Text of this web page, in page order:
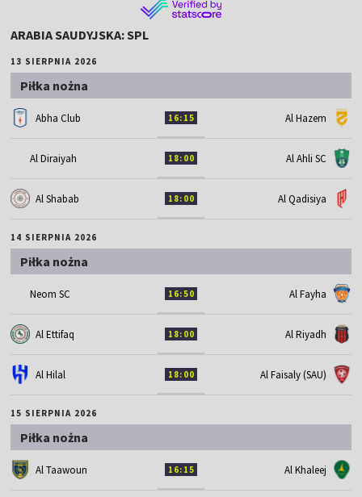
ARABIA SAUDYJSKA: SPL
13 SIERPNIA 2026
Piłka nożna
Abha Club 16:15 Al Hazem
Al Diraiyah 18:00 Al Ahli SC
Al Shabab 18:00 Al Qadisiya
14 SIERPNIA 2026
Piłka nożna
Neom SC 16:50 Al Fayha
Al Ettifaq 18:00 Al Riyadh
Al Hilal 18:00 Al Faisaly (SAU)
15 SIERPNIA 2026
Piłka nożna
Al Taawoun 16:15 Al Khaleej